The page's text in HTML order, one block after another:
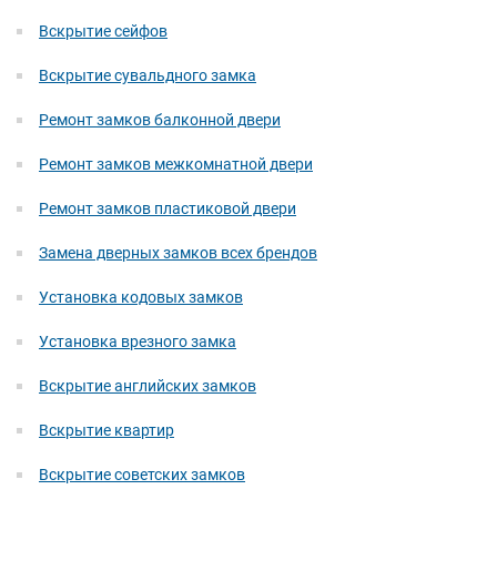
Вскрытие сейфов
Вскрытие сувальдного замка
Ремонт замков балконной двери
Ремонт замков межкомнатной двери
Ремонт замков пластиковой двери
Замена дверных замков всех брендов
Установка кодовых замков
Установка врезного замка
Вскрытие английских замков
Вскрытие квартир
Вскрытие советских замков